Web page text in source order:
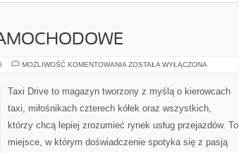
MOŻLIWOŚĆ KOMENTOWANIA UBEZPIECZENIA
ZOSTAŁA WYŁĄCZONA
Taxi Drive to magazyn tworzony z myślą o kierowcach
taxi, miłośnikach czterech kółek oraz wszystkich,
którzy chcą lepiej zrozumieć rynek usług przejazdów. To
miejsce, w którym doświadczenie spotyka się z pasją